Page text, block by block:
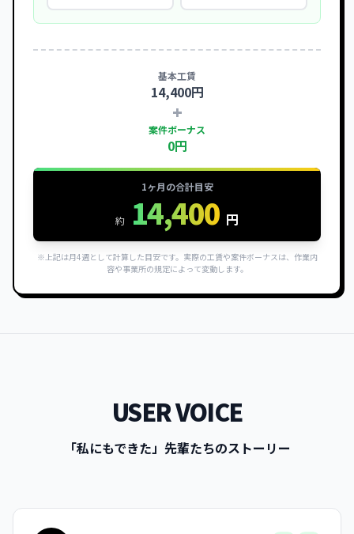
基本工賃
14,400円
+
案件ボーナス
0円
1ヶ月の合計目安
約 14,400 円
※上記は月4週として計算した目安です。実際の工賃や案件ボーナスは、作業内
容や事業所の規定によって変動します。
USER VOICE
「私にもできた」先輩たちのストーリー